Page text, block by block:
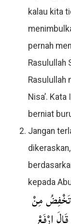
kalau kita
pernah
Rasulullah
Rasulullah
Nisa’.
berniat
Jangan
kepada
تَخْفِضُ مِنْ